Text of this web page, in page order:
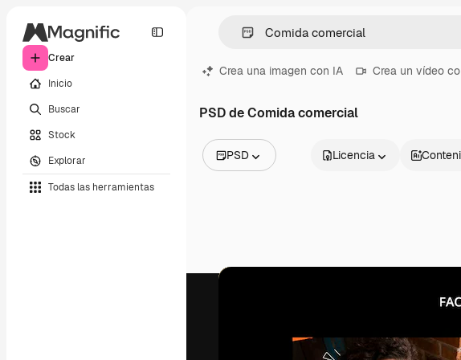
Crear
Inicio
Buscar
Stock
Explorar
Todas las herramientas
Crea una imagen con IA Crea un vídeo
PSD de Comida comercial
PSD
Vídeos
Licencia